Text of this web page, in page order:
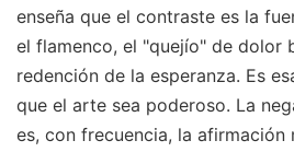
enseña que el contraste es la
el flamenco, el "quejío" de dolor
redención de la esperanza. Es
que el arte sea poderoso. La
es, con frecuencia, la afirmación